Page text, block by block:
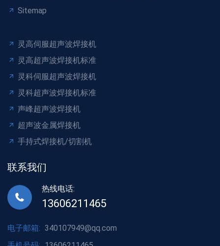
Sitemap
灵高伺服超声波焊接机
灵高超声波焊接机标准
灵科伺服超声波焊接机
灵科超声波焊接机标准
声峰超声波焊接机
超声波金属焊接机
手持式焊接机/切割机
联系我们
热线电话:
13606211465
电子邮箱: 340107949@qq.com